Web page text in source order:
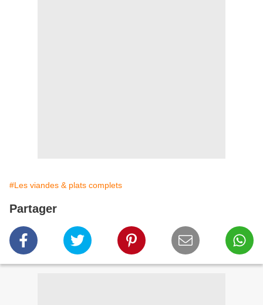
#Les viandes & plats complets
Partager